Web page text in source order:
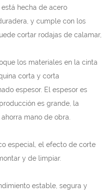
hecha de acero
y cumple con los
cortar rodajas de calamar,
los materiales en la cinta
corta y corta
espesor. El espesor es
es grande, la
mano de obra.
especial, el efecto de corte
y de limpiar.
estable, segura y